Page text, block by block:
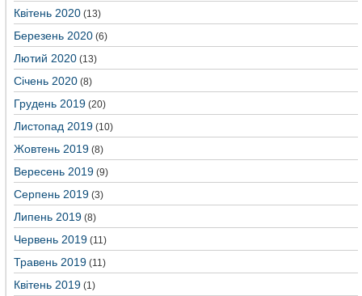
Квітень 2020 (13)
Березень 2020 (6)
Лютий 2020 (13)
Січень 2020 (8)
Грудень 2019 (20)
Листопад 2019 (10)
Жовтень 2019 (8)
Вересень 2019 (9)
Серпень 2019 (3)
Липень 2019 (8)
Червень 2019 (11)
Травень 2019 (11)
Квітень 2019 (1)